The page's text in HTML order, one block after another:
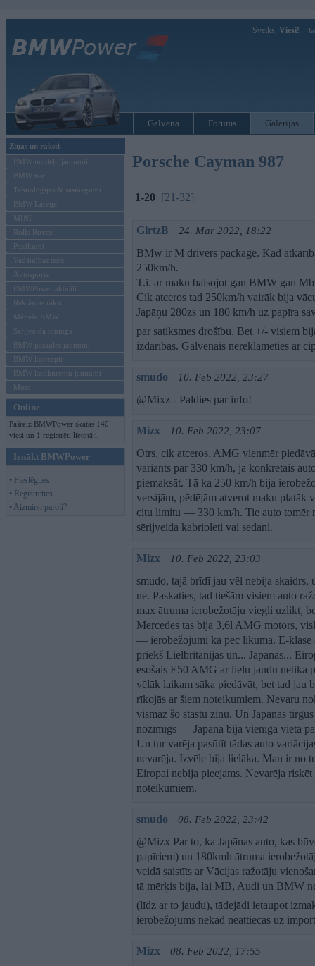
Sveiks, Viesi!
Galvenā Forums Galerijas
Ziņas un raksti
BMW modeļu jaunumi
BMW testi
Tehnoloģijas & sasniegumi
BMW Latvijā
MINI
Rolls-Royce
Pasākumi
Vadāmības tests
Autosports
BMWPower aktuāli
Reklāmas raksti
Mēneša BMW
Sērijveida tūnings
BMW pasaules jaunumi
BMW koncepti
BMW konkurentu jaunumi
Moto
Online
Pašreiz BMWPower skatās 140
viesi un 1 reģistrēti lietotāji.
Ienākt BMWPower
• Pieslēgties
• Reģistrēties
• Aizmirsi paroli?
Porsche Cayman 987
1-20 [21-32]
GirtzB 24. Mar 2022, 18:22
BMw ir M drivers package. Kad
250km/h.
T.i. ar maku balsojot gan BMW gan
Cik atceros tad 250km/h vairāk bija
Japāņu 280zs un 180 km/h uz papīra
par satiksmes drošību. Bet +/- visiem
izdarības. Galvenais nereklamēties ar
smudo 10. Feb 2022, 23:27
@Mixz - Paldies par info!
Mizx 10. Feb 2022, 23:07
Otrs, cik atceros, AMG vienmēr
variants par 330 km/h, ja konkrētais
piemaksāt. Tā ka 250 km/h bija
versijām, pēdējām atverot maku platāk
citu limitu — 330 km/h. Tie auto tomēr
sērijveida kabrioleti vai sedani.
Mizx 10. Feb 2022, 23:03
smudo, tajā brīdī jau vēl nebija skaidrs,
ne. Paskaties, tad tiešām visiem auto
max ātruma ierobežotāju viegli uzlikt,
Mercedes tas bija 3,6l AMG motors,
— ierobežojumi kā pēc likuma. E-klase
priekš Lielbritānijas un... Japānas...
esošais E50 AMG ar lielu jaudu netika
vēlāk laikam sāka piedāvāt, bet tad jau
rīkojās ar šiem noteikumiem. Nevaru
vismaz šo stāstu zinu. Un Japānas
nozīmīgs — Japāna bija vienīgā vieta
Un tur varēja pasūtīt tādas auto
nevarēja. Izvēle bija lielāka. Man ir no
Eiropai nebija pieejams. Nevarēja
noteikumiem.
smudo 08. Feb 2022, 23:42
@Mizx Par to, ka Japānas auto, kas
papīriem) un 180kmh ātruma
veidā saistīts ar Vācijas ražotāju
tā mērķis bija, lai MB, Audi un BMW
(līdz ar to jaudu), tādejādi ietaupot
ierobežojums nekad neattiecās uz
Mizx 08. Feb 2022, 17:55